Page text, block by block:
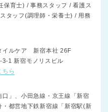
保育士) / 事務スタッフ / 看護ス
タッフ(調理師・栄養士) / 用務
イルケア 新宿本社 26F
1 新宿モノリスビル
ちら
口」、小田急線・京王線「新宿
・都営地下鉄新宿線「新宿駅(新